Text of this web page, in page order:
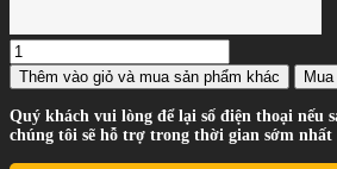
Thêm vào giỏ và mua sản phẩm khác
Quý khách vui lòng để lại số điện thoại nếu
chúng tôi sẽ hỗ trợ trong thời gian sớm nhất